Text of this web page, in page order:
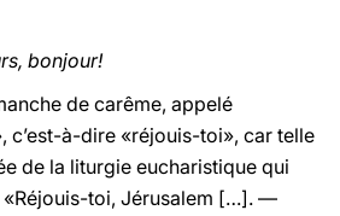
bonjour!
de carême, appelé
c’est-à-dire «réjouis-toi», car telle
de la liturgie eucharistique qui
«Réjouis-toi, Jérusalem […]. —